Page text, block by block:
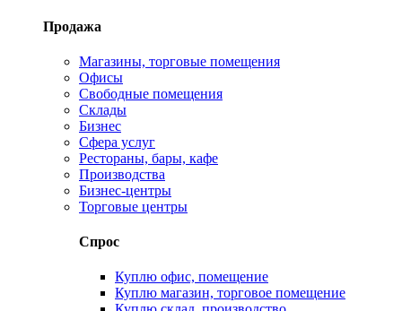
Продажа
Магазины, торговые помещения
Офисы
Свободные помещения
Склады
Бизнес
Сфера услуг
Рестораны, бары, кафе
Производства
Бизнес-центры
Торговые центры
Спрос
Куплю офис, помещение
Куплю магазин, торговое помещение